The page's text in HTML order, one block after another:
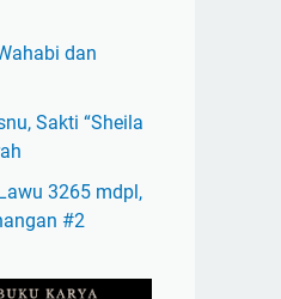
dan
Sakti “Sheila
3265 mdpl,
#2